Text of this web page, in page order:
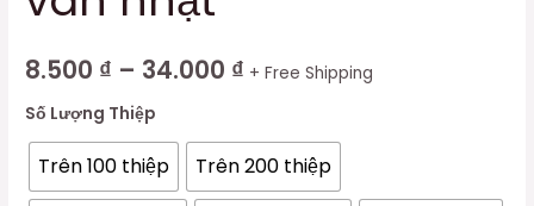
8.500 ₫ – 34.000 ₫ + Free Shipping
Số Lượng Thiệp
Trên 100 thiệp Trên 200 thiệp